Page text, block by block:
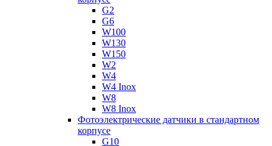
G2
G6
W100
W130
W150
W2
W4
W4 Inox
W8
W8 Inox
Фотоэлектрические датчики в стандартном
корпусе
G10